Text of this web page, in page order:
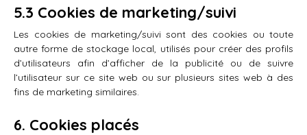
5.3 Cookies de marketing/suivi
Les cookies de marketing/suivi sont des cookies ou toute
autre forme de stockage local, utilisés pour créer des profils
d’utilisateurs afin d’afficher de la publicité ou de suivre
l’utilisateur sur ce site web ou sur plusieurs sites web à des
fins de marketing similaires.
6. Cookies placés